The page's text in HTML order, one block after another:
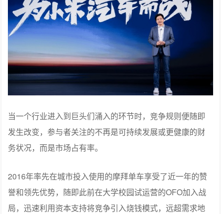
当一个行业进入到巨头们涌入的环节时，竞争规则便随即
发生改变，参与者关注的不再是可持续发展或更健康的财
务状况，而是市场占有率。
2016年率先在城市投入使用的摩拜单车享受了近一年的赞
誉和领先优势，随即此前在大学校园试运营的OFO加入战
局，迅速利用资本支持将竞争引入烧钱模式，远超需求地